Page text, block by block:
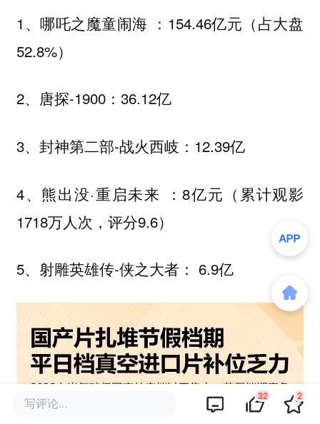
1、哪吒之魔童闹海 ：154.46亿元（占大盘
52.8%）
2、唐探-1900：36.12亿
3、封神第二部-战火西岐：12.39亿
4、熊出没·重启未来 ：8亿元（累计观影
1718万人次，评分9.6）
5、射雕英雄传-侠之大者： 6.9亿
写评论... 32 2